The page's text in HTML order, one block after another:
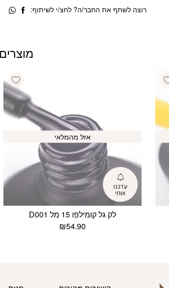
רוצה לשתף את החבר/ה? לחצ/י לשיתוף:
Add wishlist
אזל מהמלאי
לק גל קומילפו 15 מל D001
₪54.90